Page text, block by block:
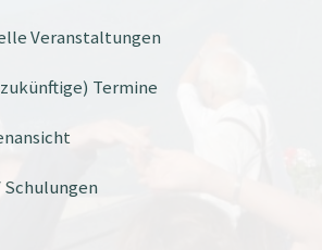
Veranstaltungen
Termine
Schulungen